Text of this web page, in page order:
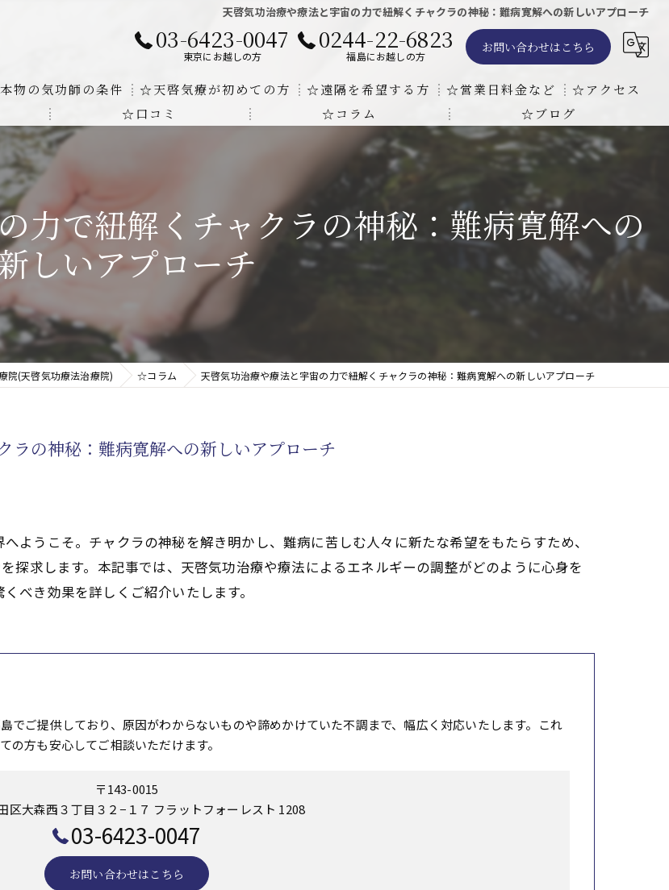
天啓気功治療や療法と宇宙の力で紐解くチャクラの神秘：難病寛解への新しいアプローチ
03-6423-0047
東京にお越しの方
0244-22-6823
福島にお越しの方
お問い合わせはこちら
力の凄さ
の違い
物の気功師の条件
ンダリニーの上昇でチャクラの覚醒
☆天啓気療が初めての方 ☆遠隔を希望する方
遠隔気功ヒーリングで難病の克服の方法と効果
☆営業日料金など
東京での瞑想気功教室の開催について
☆アクセス
天啓気療院 東京店
寛解
法
☆口コミ ☆コラム ☆ブログ
力で紐解くチャクラの神秘：難病寛解への
しいアプローチ
院(天啓気功療法治療院) ☆コラム 天啓気功治療や療法と宇宙の力で紐解くチャクラの神秘：難病寛解への新しいアプローチ
ラの神秘：難病寛解への新しいアプローチ
ようこそ。チャクラの神秘を解き明かし、難病に苦しむ人々に新たな希望をもたらすため、
探求します。本記事では、天啓気功治療や療法によるエネルギーの調整がどのように心身を
べき効果を詳しくご紹介いたします。
でご提供しており、原因がわからないものや諦めかけていた不調まで、幅広く対応いたします。これ
の方も安心してご相談いただけます。
〒143-0015
区大森西３丁目３２−１７ フラットフォーレスト 1208
03-6423-0047
お問い合わせはこちら